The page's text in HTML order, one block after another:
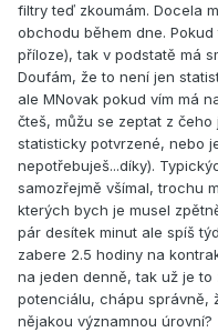
filtry teď zkoumám. Docela
obchodu během dne.
příloze), tak v podstatě má
Doufám, že to není jen
ale MNovak pokud vím má
čteš, můžu se zeptat z
statisticky potvrzené, nebo
nepotřebuješ...díky).
samozřejmě všímal, trochu
kterých bych je musel
pár desítek minut ale spíš
zabere 2.5 hodiny na
na jeden denně, tak už je to
potenciálu, chápu správně,
nějakou významnou úrovní?